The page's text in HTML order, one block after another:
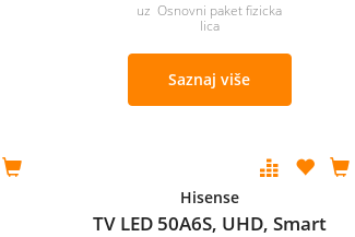
uz Osnovni paket fizicka
lica
Saznaj više
Hisense
TV LED 50A6S, UHD, Smart